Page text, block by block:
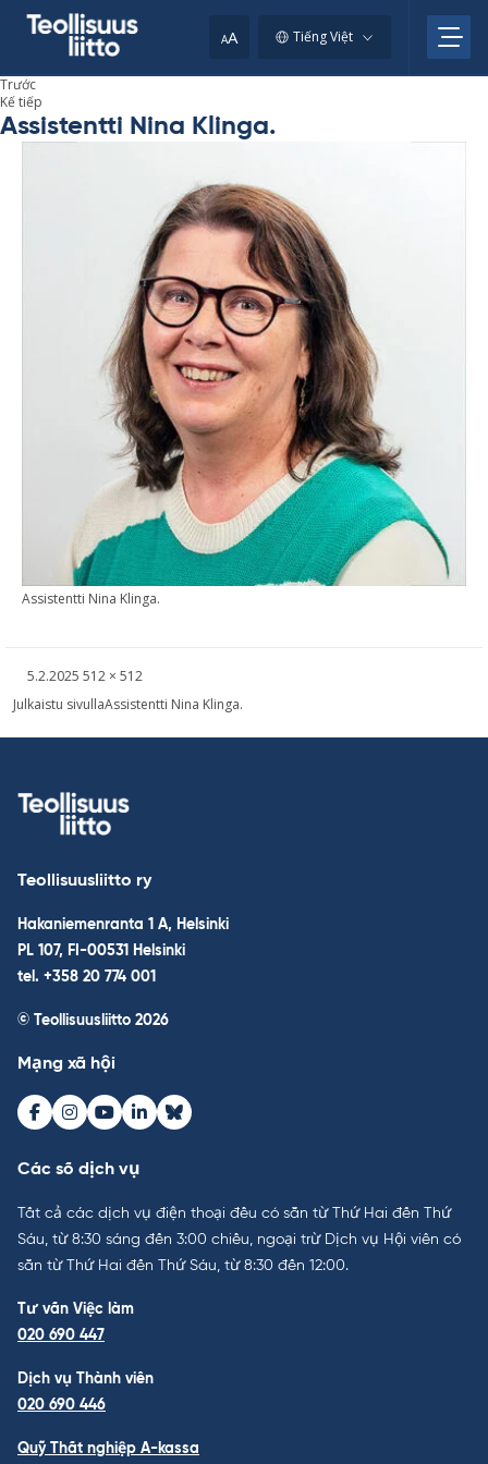
AA Tiếng Việt
Trước
Kế tiếp
Assistentti Nina Klinga.
As­sis­tentti Nina Klinga.
Kirjoitettu
5.2.2025 Täysikokoinen
512 × 512
Post
Julkaistu sivullaAssistentti Nina Klinga.
Teollisuusliitto ry
Hakaniemenranta 1 A, Helsinki
PL 107, FI-00531 Helsinki
tel. +358 20 774 001
© Teollisuusliitto 2026
Mạng xã hội
Facebook
Instagram
Youtube
LinkedInBluesky
Các số dịch vụ
Tất cả các dịch vụ điện thoại đều có sẵn từ Thứ Hai đến Thứ
Sáu, từ 8:30 sáng đến 3:00 chiều, ngoại trừ Dịch vụ Hội viên có
sẵn từ Thứ Hai đến Thứ Sáu, từ 8:30 đến 12:00.
Tư vấn Việc làm
020 690 447
Dịch vụ Thành viên
020 690 446
Quỹ Thất nghiệp A-kassa